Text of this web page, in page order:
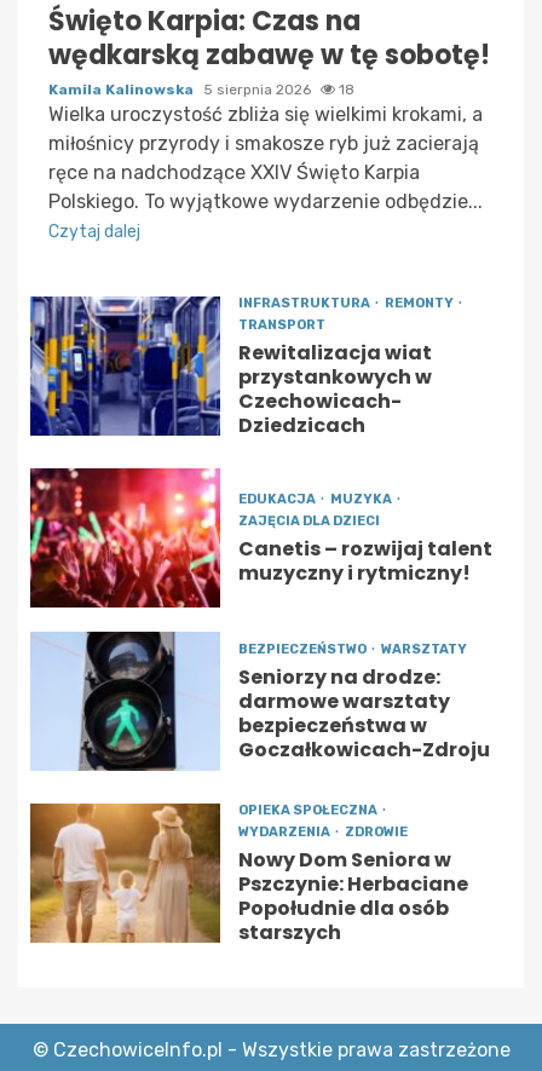
Święto Karpia: Czas na
wędkarską zabawę w tę sobotę!
Kamila Kalinowska 5 sierpnia 2026 18
Wielka uroczystość zbliża się wielkimi krokami, a
miłośnicy przyrody i smakosze ryb już zacierają
ręce na nadchodzące XXIV Święto Karpia
Polskiego. To wyjątkowe wydarzenie odbędzie...
Czytaj dalej
INFRASTRUKTURA
REMONTY
TRANSPORT
Rewitalizacja wiat
przystankowych w
Czechowicach-
Dziedzicach
EDUKACJA
MUZYKA
ZAJĘCIA DLA DZIECI
Canetis – rozwijaj talent
muzyczny i rytmiczny!
BEZPIECZEŃSTWO WARSZTATY
Seniorzy na drodze:
darmowe warsztaty
bezpieczeństwa w
Goczałkowicach-Zdroju
OPIEKA SPOŁECZNA
WYDARZENIA
ZDROWIE
Nowy Dom Seniora w
Pszczynie: Herbaciane
Popołudnie dla osób
starszych
© CzechowiceInfo.pl - Wszystkie prawa zastrzeżone